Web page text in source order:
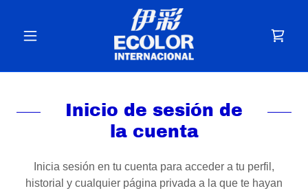
Inicio de sesión de
la cuenta
Inicia sesión en tu cuenta para acceder a tu perfil,
historial y cualquier página privada a la que te hayan